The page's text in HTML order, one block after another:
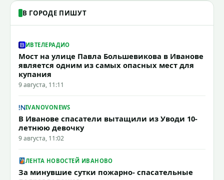
В ГОРОДЕ ПИШУТ
ИВТЕЛЕРАДИО
Мост на улице Павла Большевикова в Иванове
является одним из самых опасных мест для
купания
9 августа, 11:11
IVANOVONEWS
В Иванове спасатели вытащили из Уводи 10-
летнюю девочку
9 августа, 11:02
ЛЕНТА НОВОСТЕЙ ИВАНОВО
За минувшие сутки пожарно- спасательные